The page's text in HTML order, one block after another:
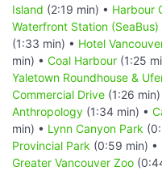
Island (2:19 min) • Harbour
Waterfront Station (SeaBus)
(1:33 min) • Hotel
min) • Coal Harbour (1:25
Yaletown Roundhouse &
Commercial Drive (1:26 min)
Anthropology (1:34 min) •
min) • Lynn Canyon Park
Provincial Park (0:59 min) •
Greater Vancouver Zoo